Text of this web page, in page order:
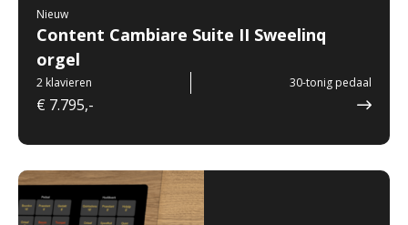
Nieuw
Content Cambiare Suite II Sweelinq
orgel
2 klavieren 30-tonig pedaal
€ 7.795,-